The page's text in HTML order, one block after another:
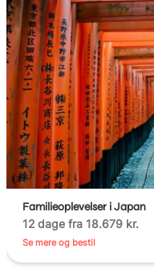
Familieoplevelser i Japan
12 dage fra 18.679 kr.
Se mere og bestil